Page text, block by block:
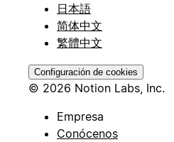
日本語
简体中文
繁體中文
Configuración de cookies
© 2026 Notion Labs, Inc.
Empresa
Conócenos